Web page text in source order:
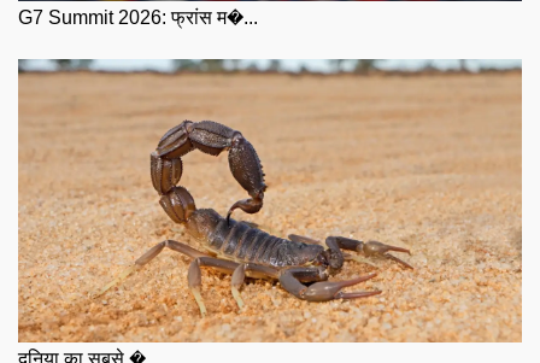
G7 Summit 2026: फ्रांस म�...